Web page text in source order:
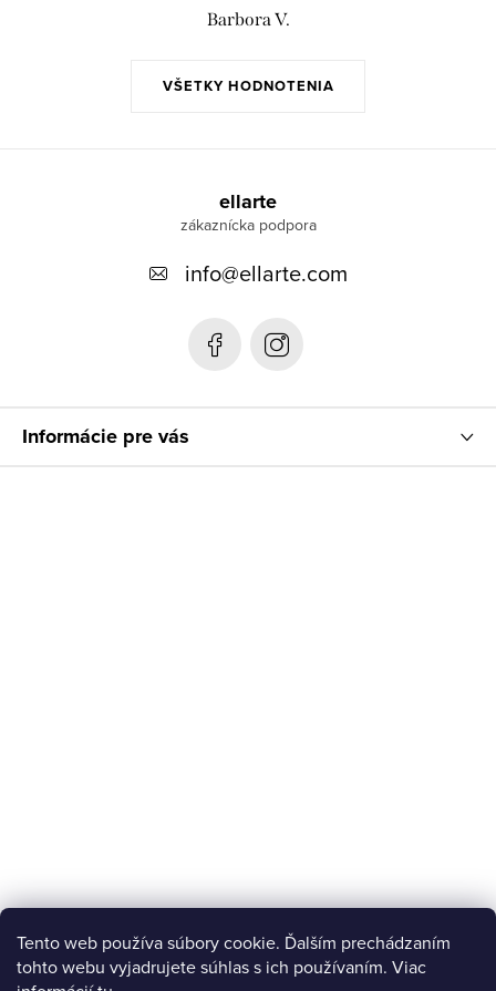
Tento web používa súbory cookie. Ďalším prechádzaním
tohto webu vyjadrujete súhlas s ich používaním. Viac
VŠETKY HODNOTENIA
Barbora V.
ellarte
info@ellarte.com
Informácie pre vás